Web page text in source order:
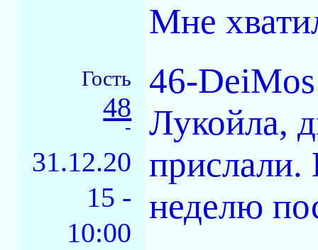
Мне
Гость
48
-
31.12.20
15 -
10:00
46-
Лукойла,
неделю